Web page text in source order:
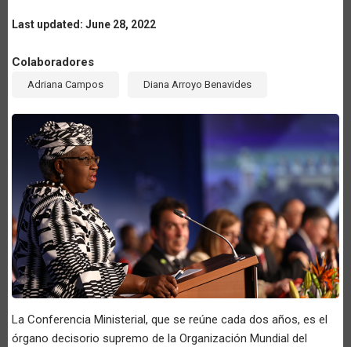
Last updated: June 28, 2022
Colaboradores
Adriana Campos Diana Arroyo Benavides
La Conferencia Ministerial, que se reúne cada dos años, es el
órgano decisorio supremo de la Organización Mundial del